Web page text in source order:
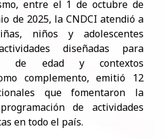
entre el 1 de octubre de
de 2025, la CNDCI atendió a
niños y adolescentes
diseñadas para
de edad y contextos
complemento, emitió 12
que fomentaron la
de actividades
en todo el país.